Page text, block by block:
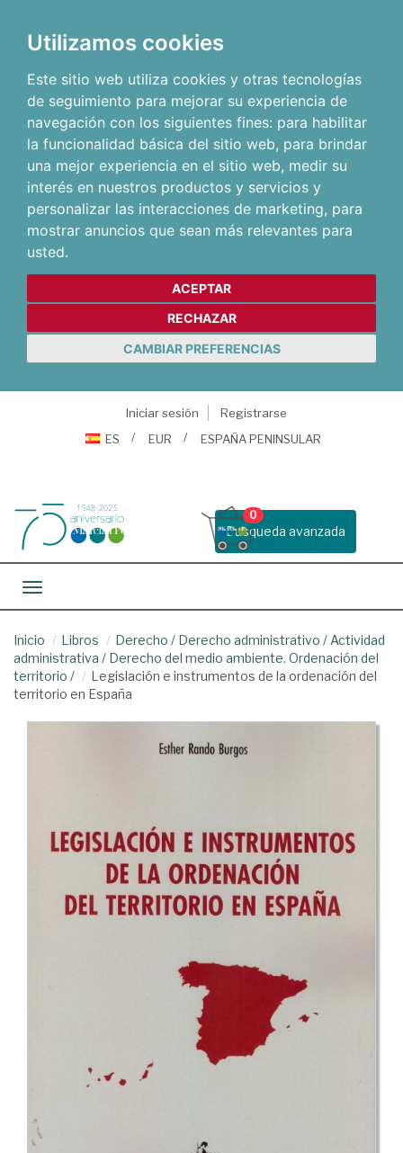
Utilizamos cookies
Este sitio web utiliza cookies y otras tecnologías
de seguimiento para mejorar su experiencia de
navegación con los siguientes fines: para habilitar
la funcionalidad básica del sitio web, para brindar
una mejor experiencia en el sitio web, medir su
interés en nuestros productos y servicios y
personalizar las interacciones de marketing, para
mostrar anuncios que sean más relevantes para
usted.
ACEPTAR
RECHAZAR
CAMBIAR PREFERENCIAS
Iniciar sesión
Registrarse
ES
EUR ESPAÑA PENINSULAR
Busqueda avanzada
0
Toggle navigation
Inicio Libros Derecho / Derecho administrativo / Actividad
administrativa / Derecho del medio ambiente. Ordenación del
territorio /
Legislación e instrumentos de la ordenación del
territorio en España